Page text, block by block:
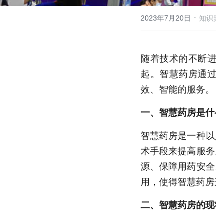
2023年7月20日 · 知识
随着技术的不断
起。智慧药房通
效、智能的服务。
一、智慧药房是什
智慧药房是一种
术手段来提高服
源、保障用药安
用，使得智慧药
二、智慧药房的